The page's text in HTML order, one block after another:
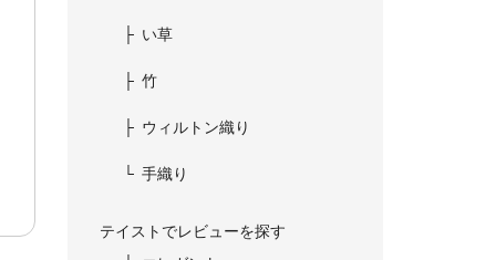
い草
竹
ウィルトン織り
手織り
テイストでレビューを探す